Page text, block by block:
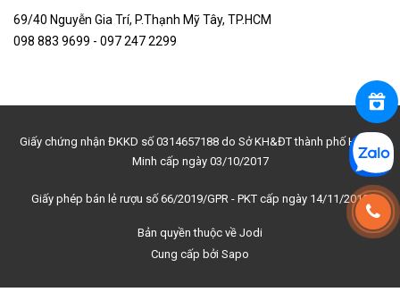
69/40 Nguyễn Gia Trí, P.Thạnh Mỹ Tây, TP.HCM
098 883 9699 - 097 247 2299
Giấy chứng nhận ĐKKD số 0314657188 do Sở KH&ĐT thành phố Hồ Chí
Minh cấp ngày 03/10/2017
Giấy phép bán lẻ rượu số 66/2019/GPR - PKT cấp ngày 14/11/2019
Bản quyền thuộc về Jodi
Cung cấp bởi Sapo